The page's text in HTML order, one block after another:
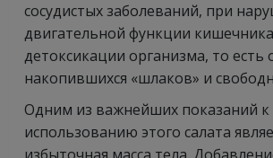
сосудистых заболеваний, при
двигательной функции
детоксикации организма, то есть
накопившихся «шлаков» и
Одним из важнейших показаний к
использованию этого салата